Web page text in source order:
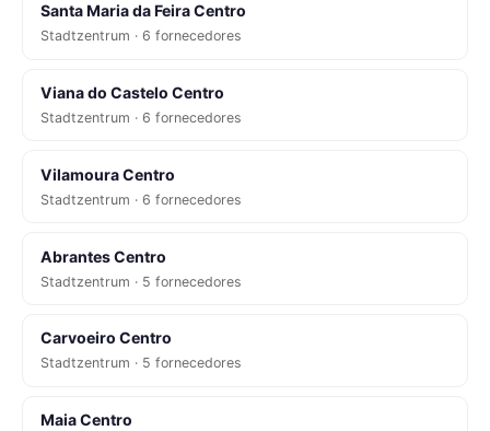
Santa Maria da Feira Centro
Stadtzentrum · 6 fornecedores
Viana do Castelo Centro
Stadtzentrum · 6 fornecedores
Vilamoura Centro
Stadtzentrum · 6 fornecedores
Abrantes Centro
Stadtzentrum · 5 fornecedores
Carvoeiro Centro
Stadtzentrum · 5 fornecedores
Maia Centro